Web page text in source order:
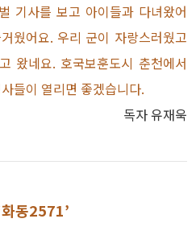
기사를 보고 아이들과 다녀왔어
웠어요. 우리 군이 자랑스러웠고
왔네요. 호국보훈도시 춘천에서
들이 열리면 좋겠습니다.
독자 유재욱
동2571’